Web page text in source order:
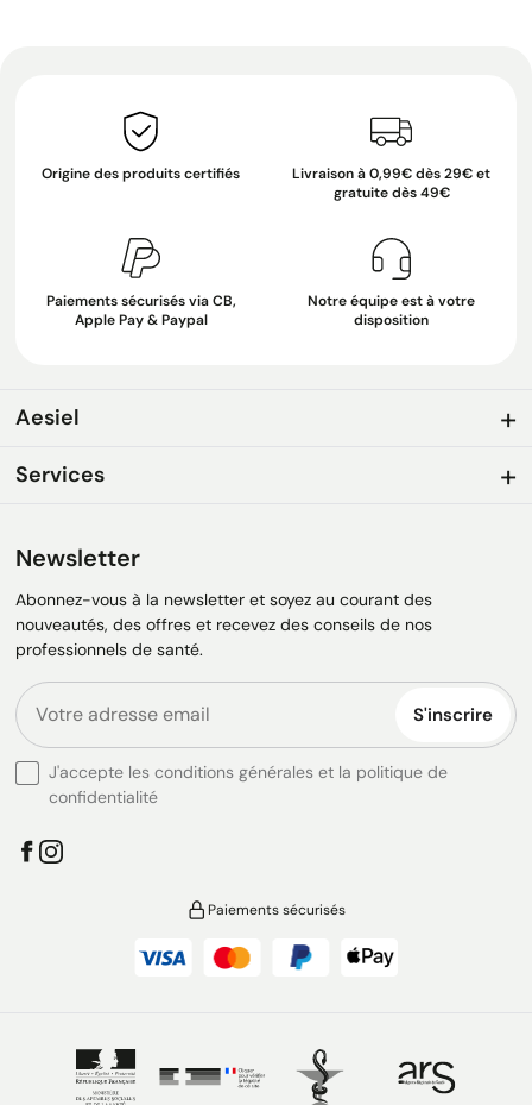
Origine des produits certifiés
Livraison à 0,99€ dès 29€ et
gratuite dès 49€
Paiements sécurisés via CB,
Apple Pay & Paypal
Notre équipe est à votre
disposition
Aesiel
Services
Newsletter
Abonnez-vous à la newsletter et soyez au courant des
nouveautés, des offres et recevez des conseils de nos
professionnels de santé.
S'inscrire
J'accepte les conditions générales et la politique de
confidentialité
Paiements sécurisés